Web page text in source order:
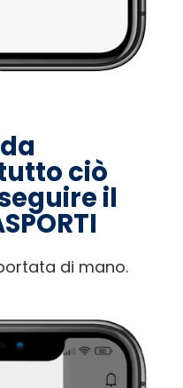
ciò
il
di mano.